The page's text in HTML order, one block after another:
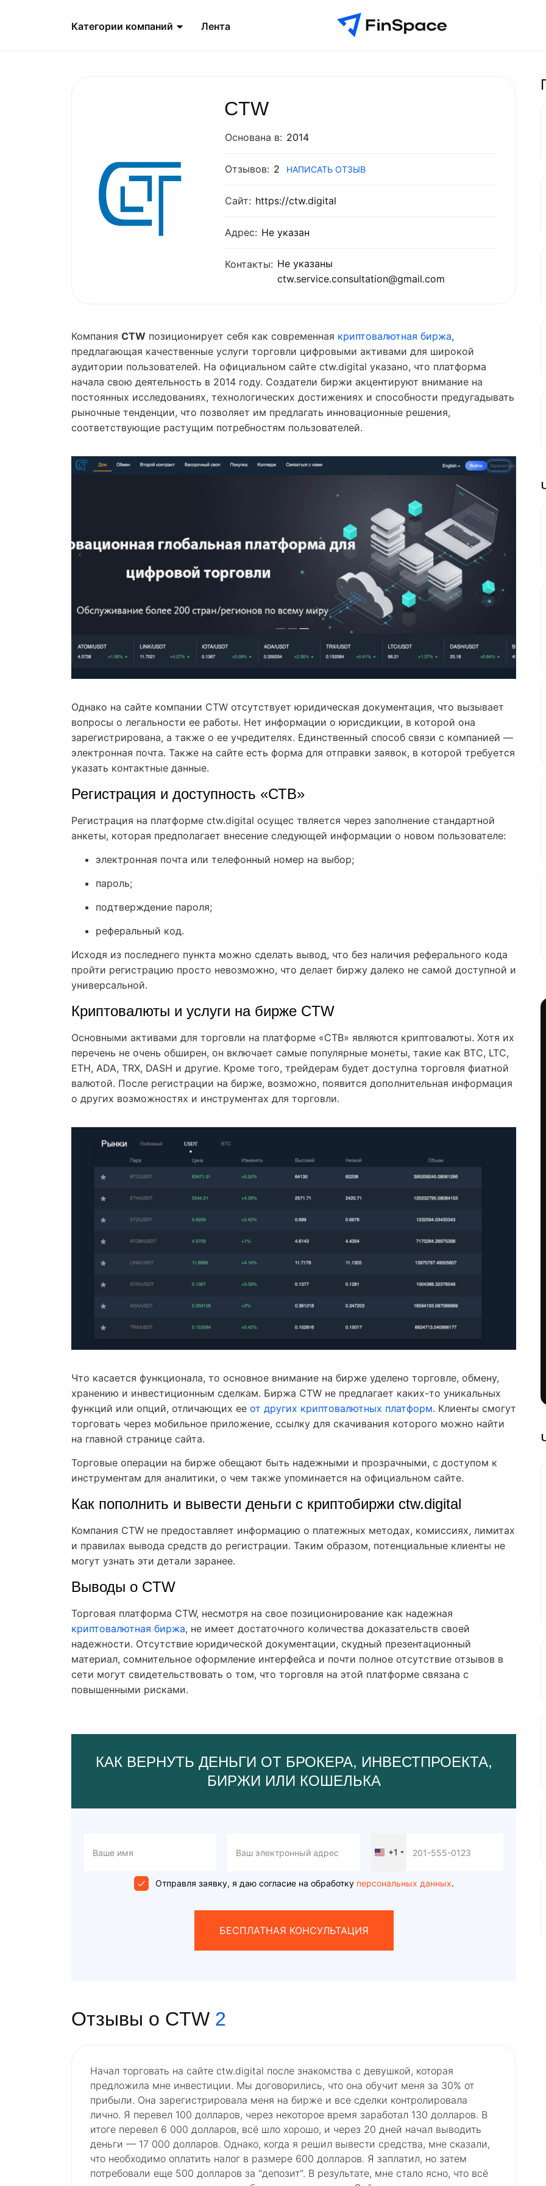
Категории компаний Лента
CTW
Основана в: 2014
Отзывов: 2 НАПИСАТЬ ОТЗЫВ
Сайт: https://ctw.digital
Адрес: Не указан
Контакты: Не указаны
ctw.service.consultation@gmail.com
Компания CTW позиционирует себя как современная криптовалютная биржа,
предлагающая качественные услуги торговли цифровыми активами для широкой
аудитории пользователей. На официальном сайте ctw.digital указано, что платформа
начала свою деятельность в 2014 году. Создатели биржи акцентируют внимание на
постоянных исследованиях, технологических достижениях и способности предугадывать
рыночные тенденции, что позволяет им предлагать инновационные решения,
соответствующие растущим потребностям пользователей.
Однако на сайте компании CTW отсутствует юридическая документация, что вызывает
вопросы о легальности ее работы. Нет информации о юрисдикции, в которой она
зарегистрирована, а также о ее учредителях. Единственный способ связи с компанией —
электронная почта. Также на сайте есть форма для отправки заявок, в которой требуется
указать контактные данные.
Регистрация и доступность «СТВ»
Регистрация на платформе ctw.digital осущес твляется через заполнение стандартной
анкеты, которая предполагает внесение следующей информации о новом пользователе:
электронная почта или телефонный номер на выбор;
пароль;
подтверждение пароля;
реферальный код.
Исходя из последнего пункта можно сделать вывод, что без наличия реферального кода
пройти регистрацию просто невозможно, что делает биржу далеко не самой доступной и
универсальной.
Криптовалюты и услуги на бирже CTW
Основными активами для торговли на платформе «СТВ» являются криптовалюты. Хотя их
перечень не очень обширен, он включает самые популярные монеты, такие как BTC, LTC,
ETH, ADA, TRX, DASH и другие. Кроме того, трейдерам будет доступна торговля фиатной
валютой. После регистрации на бирже, возможно, появится дополнительная информация
о других возможностях и инструментах для торговли.
Что касается функционала, то основное внимание на бирже уделено торговле, обмену,
хранению и инвестиционным сделкам. Биржа CTW не предлагает каких-то уникальных
функций или опций, отличающих ее от других криптовалютных платформ. Клиенты смогут
торговать через мобильное приложение, ссылку для скачивания которого можно найти
на главной странице сайта.
Торговые операции на бирже обещают быть надежными и прозрачными, с доступом к
инструментам для аналитики, о чем также упоминается на официальном сайте.
Как пополнить и вывести деньги с криптобиржи ctw.digital
Компания CTW не предоставляет информацию о платежных методах, комиссиях, лимитах
и правилах вывода средств до регистрации. Таким образом, потенциальные клиенты не
могут узнать эти детали заранее.
Выводы о CTW
Торговая платформа CTW, несмотря на свое позиционирование как надежная
криптовалютная биржа, не имеет достаточного количества доказательств своей
надежности. Отсутствие юридической документации, скудный презентационный
материал, сомнительное оформление интерфейса и почти полное отсутствие отзывов в
сети могут свидетельствовать о том, что торговля на этой платформе связана с
повышенными рисками.
КАК ВЕРНУТЬ ДЕНЬГИ ОТ БРОКЕРА, ИНВЕСТПРОЕКТА,
БИРЖИ ИЛИ КОШЕЛЬКА
United
+1
+1
Отправля заявку, я даю согласие на обработкуперсональных данных.
БЕСПЛАТНАЯ КОНСУЛЬТАЦИЯ
Отзывы о CTW 2
Начал торговать на сайте ctw.digital после знакомства с девушкой, которая
предложила мне инвестиции. Мы договорились, что она обучит меня за 30% от
прибыли. Она зарегистрировала меня на бирже и все сделки контролировала
лично. Я перевел 100 долларов, через некоторое время заработал 130 долларов. В
итоге перевел 6 000 долларов, всё шло хорошо, и через 20 дней начал выводить
деньги — 17 000 долларов. Однако, когда я решил вывести средства, мне сказали,
что необходимо оплатить налог в размере 600 долларов. Я заплатил, но затем
потребовали еще 500 долларов за "депозит". В результате, мне стало ясно, что всё